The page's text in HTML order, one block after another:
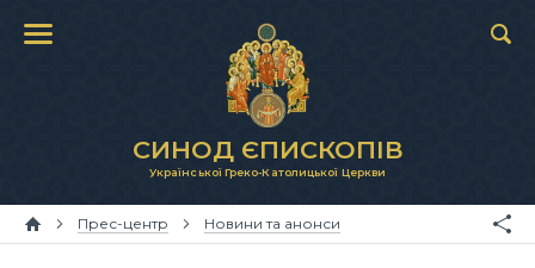
СИНОД ЄПИСКОПІВ
Української Греко-Католицької Церкви
Прес-центр Новини та анонси